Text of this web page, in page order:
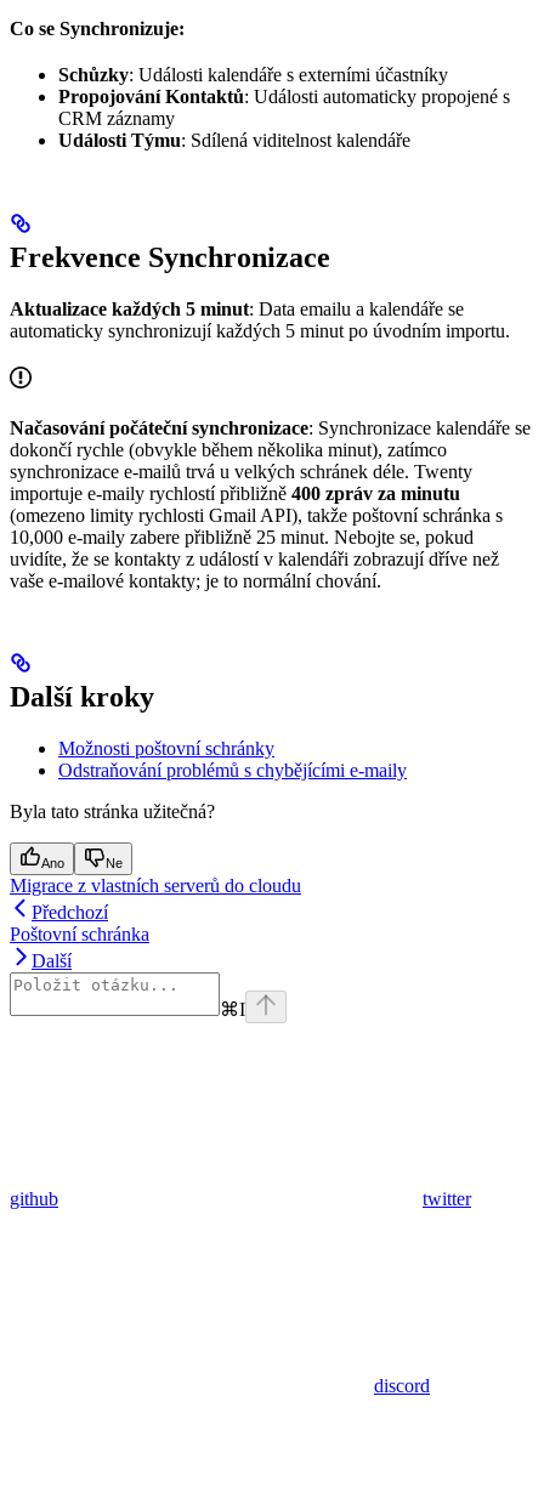
Co se Synchronizuje:
Schůzky: Události kalendáře s externími účastníky
Propojování Kontaktů: Události automaticky propojené s
CRM záznamy
Události Týmu: Sdílená viditelnost kalendáře
Frekvence Synchronizace
Aktualizace každých 5 minut: Data emailu a kalendáře se
automaticky synchronizují každých 5 minut po úvodním importu.
Načasování počáteční synchronizace: Synchronizace kalendáře se
dokončí rychle (obvykle během několika minut), zatímco
synchronizace e-mailů trvá u velkých schránek déle. Twenty
importuje e-maily rychlostí přibližně 400 zpráv za minutu
(omezeno limity rychlosti Gmail API), takže poštovní schránka s
10,000 e-maily zabere přibližně 25 minut. Nebojte se, pokud
uvidíte, že se kontakty z událostí v kalendáři zobrazují dříve než
vaše e-mailové kontakty; je to normální chování.
Další kroky
Možnosti poštovní schránky
Odstraňování problémů s chybějícími e-maily
Byla tato stránka užitečná?
Ano Ne
Migrace z vlastních serverů do cloudu
Předchozí
Poštovní schránka
Další
⌘I
github twitter
discord